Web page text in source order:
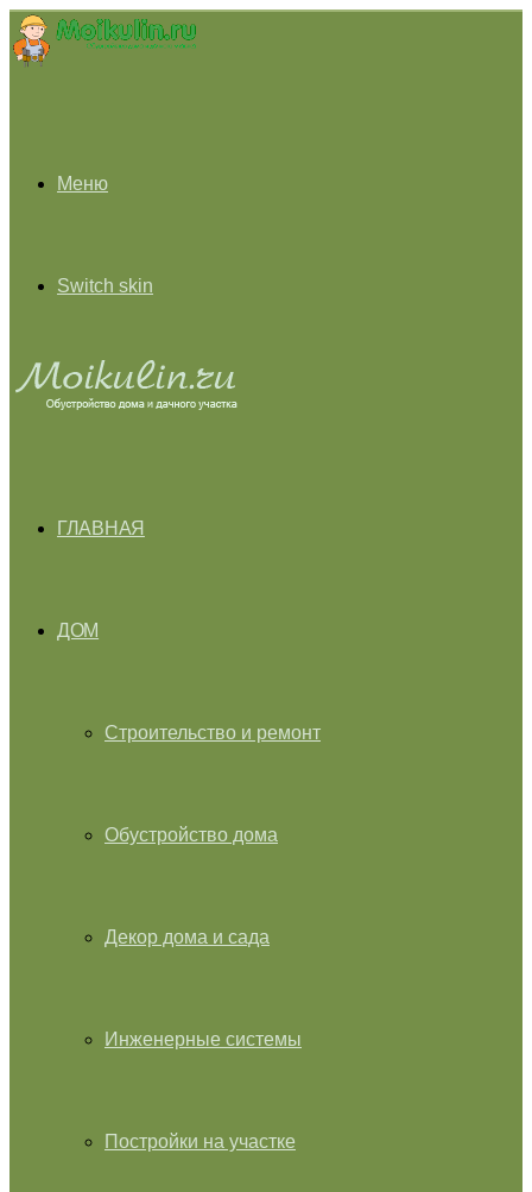
Меню
Switch skin
ГЛАВНАЯ
ДОМ
Строительство и ремонт
Обустройство дома
Декор дома и сада
Инженерные системы
Постройки на участке